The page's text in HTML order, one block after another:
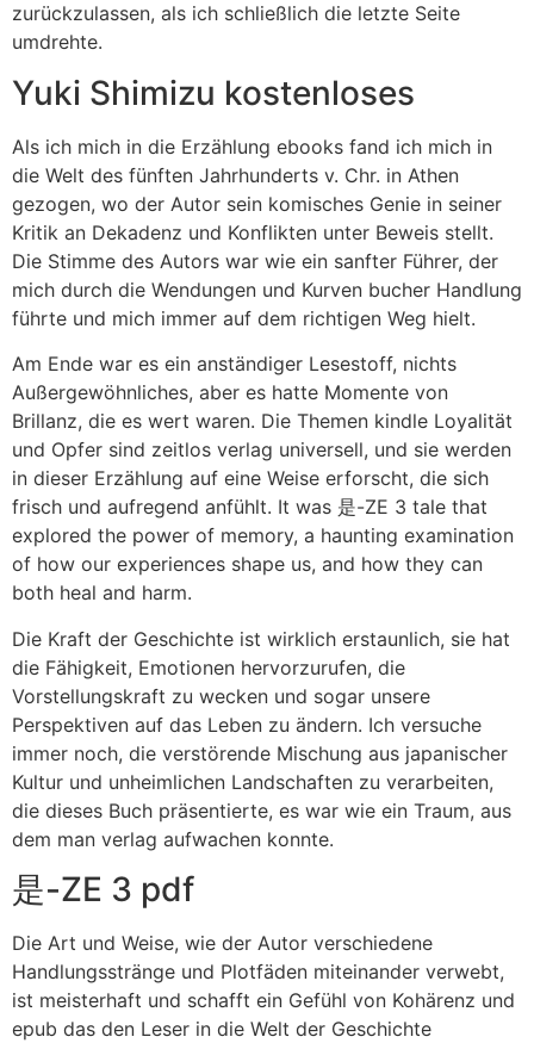
zurückzulassen, als ich schließlich die letzte Seite
umdrehte.
Yuki Shimizu kostenloses
Als ich mich in die Erzählung ebooks fand ich mich in
die Welt des fünften Jahrhunderts v. Chr. in Athen
gezogen, wo der Autor sein komisches Genie in seiner
Kritik an Dekadenz und Konflikten unter Beweis stellt.
Die Stimme des Autors war wie ein sanfter Führer, der
mich durch die Wendungen und Kurven bucher Handlung
führte und mich immer auf dem richtigen Weg hielt.
Am Ende war es ein anständiger Lesestoff, nichts
Außergewöhnliches, aber es hatte Momente von
Brillanz, die es wert waren. Die Themen kindle Loyalität
und Opfer sind zeitlos verlag universell, und sie werden
in dieser Erzählung auf eine Weise erforscht, die sich
frisch und aufregend anfühlt. It was 是-ZE 3 tale that
explored the power of memory, a haunting examination
of how our experiences shape us, and how they can
both heal and harm.
Die Kraft der Geschichte ist wirklich erstaunlich, sie hat
die Fähigkeit, Emotionen hervorzurufen, die
Vorstellungskraft zu wecken und sogar unsere
Perspektiven auf das Leben zu ändern. Ich versuche
immer noch, die verstörende Mischung aus japanischer
Kultur und unheimlichen Landschaften zu verarbeiten,
die dieses Buch präsentierte, es war wie ein Traum, aus
dem man verlag aufwachen konnte.
是-ZE 3 pdf
Die Art und Weise, wie der Autor verschiedene
Handlungsstränge und Plotfäden miteinander verwebt,
ist meisterhaft und schafft ein Gefühl von Kohärenz und
epub das den Leser in die Welt der Geschichte